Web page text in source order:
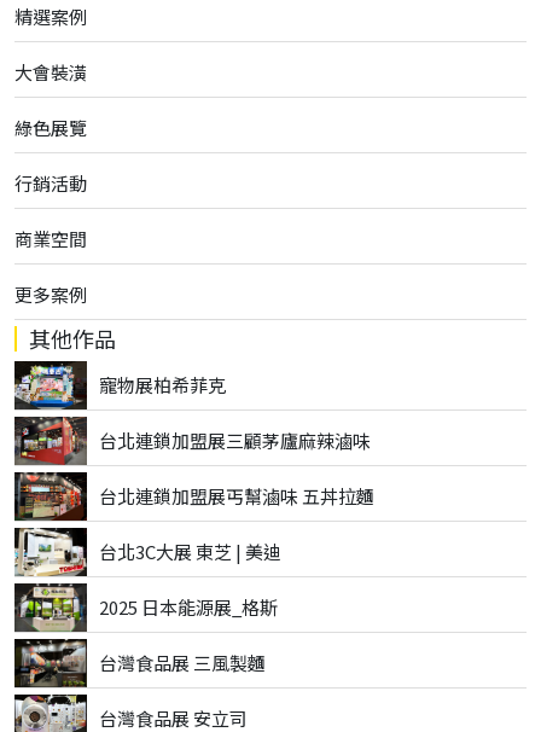
精選案例
大會裝潢
綠色展覽
行銷活動
商業空間
更多案例
其他作品
寵物展柏希菲克
台北連鎖加盟展三顧茅廬麻辣滷味
台北連鎖加盟展丐幫滷味 五丼拉麵
台北3C大展 東芝 | 美迪
2025 日本能源展_格斯
台灣食品展 三風製麵
台灣食品展 安立司